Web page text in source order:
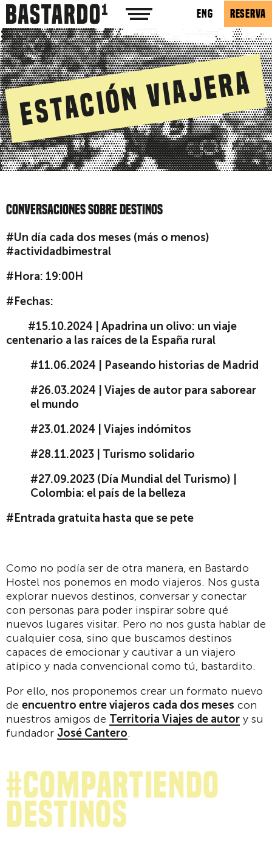
ENG RESERVA
Estación Viajera
CONVERSACIONES SOBRE DESTINOS
#Un día cada dos meses (más o menos)
#actividadbimestral
#Hora: 19:00H
#Fechas:
#15.10.2024 | Apadrina un olivo: un viaje
centenario a las raíces de la España rural
#11.06.2024 | Paseando historias de Madrid
#26.03.2024 | Viajes de autor para saborear
el mundo
#23.01.2024 | Viajes indómitos
#28.11.2023 | Turismo solidario
#27.09.2023 (Día Mundial del Turismo) |
Colombia: el país de la belleza
#Entrada gratuita hasta que se pete
Como no podía ser de otra manera, en Bastardo
Hostel nos ponemos en modo viajeros. Nos gusta
explorar nuevos destinos, conversar y conectar
con personas para poder inspirar sobre qué
nuevos lugares visitar. Pero no nos gusta hablar de
cualquier cosa, sino que buscamos destinos
capaces de emocionar y cautivar a un viajero
atípico y nada convencional como tú, bastardito.
Por ello, nos proponemos crear un formato nuevo
de encuentro entre viajeros cada dos meses con
nuestros amigos de Territoria Viajes de autor y su
fundador José Cantero.
#compartiendo
destinos